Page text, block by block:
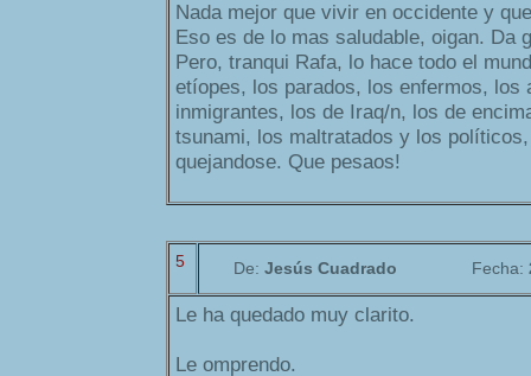
Nada mejor que vivir en occidente y
Eso es de lo mas saludable, oigan. Da
Pero, tranqui Rafa, lo hace todo el
etíopes, los parados, los enfermos, los
inmigrantes, los de Iraq/n, los de
tsunami, los maltratados y los
quejandose. Que pesaos!
5 De: Jesús Cuadrado Fecha:
Le ha quedado muy clarito.
Le omprendo.